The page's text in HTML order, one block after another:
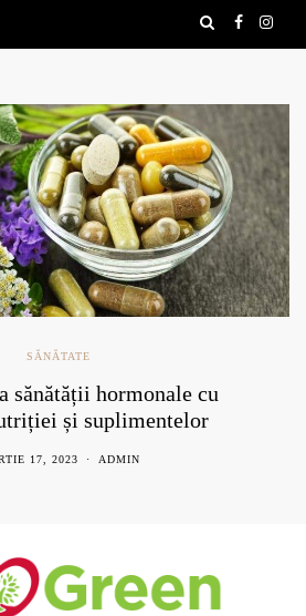
SĂNĂTATE
sănătății hormonale cu
și suplimentelor
17, 2023 ADMIN